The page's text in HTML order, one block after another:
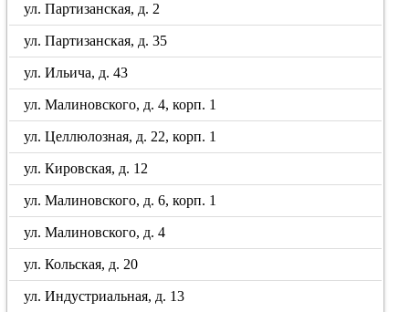
ул. Партизанская, д. 2
ул. Партизанская, д. 35
ул. Ильича, д. 43
ул. Малиновского, д. 4, корп. 1
ул. Целлюлозная, д. 22, корп. 1
ул. Кировская, д. 12
ул. Малиновского, д. 6, корп. 1
ул. Малиновского, д. 4
ул. Кольская, д. 20
ул. Индустриальная, д. 13